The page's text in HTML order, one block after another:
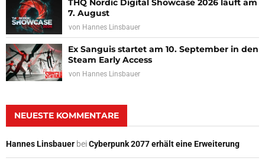
7. August
von Hannes Linsbauer
Ex Sanguis startet am 10. September in den
Steam Early Access
von Hannes Linsbauer
NEUESTE KOMMENTARE
Hannes Linsbauer beiCyberpunk 2077 erhält eine Erweiterung